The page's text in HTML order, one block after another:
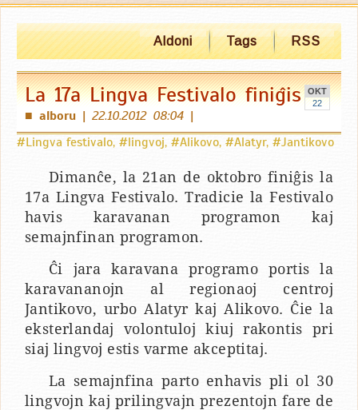
RSS
Tags
Aldoni
OKT
22
La 17a Lingva Festivalo finiĝis
■ alboru | 22.10.2012 08:04 |
#Lingva festivalo, #lingvoj, #Alikovo, #Alatyr, #Jantikovo
Dimanĉe, la 21an de oktobro finiĝis la
17a Lingva Festivalo. Tradicie la Festivalo
havis karavanan programon kaj
semajnfinan programon.
Ĉi jara karavana programo portis la
karavananojn al regionaoj centroj
Jantikovo, urbo Alatyr kaj Alikovo. Ĉie la
eksterlandaj volontuloj kiuj rakontis pri
siaj lingvoj estis varme akceptitaj.
La semajnfina parto enhavis pli ol 30
lingvojn kaj prilingvajn prezentojn fare de